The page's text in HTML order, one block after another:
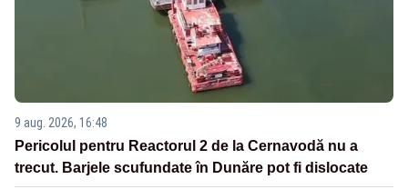
9 aug. 2026, 16:48
Pericolul pentru Reactorul 2 de la Cernavodă nu a
trecut. Barjele scufundate în Dunăre pot fi dislocate